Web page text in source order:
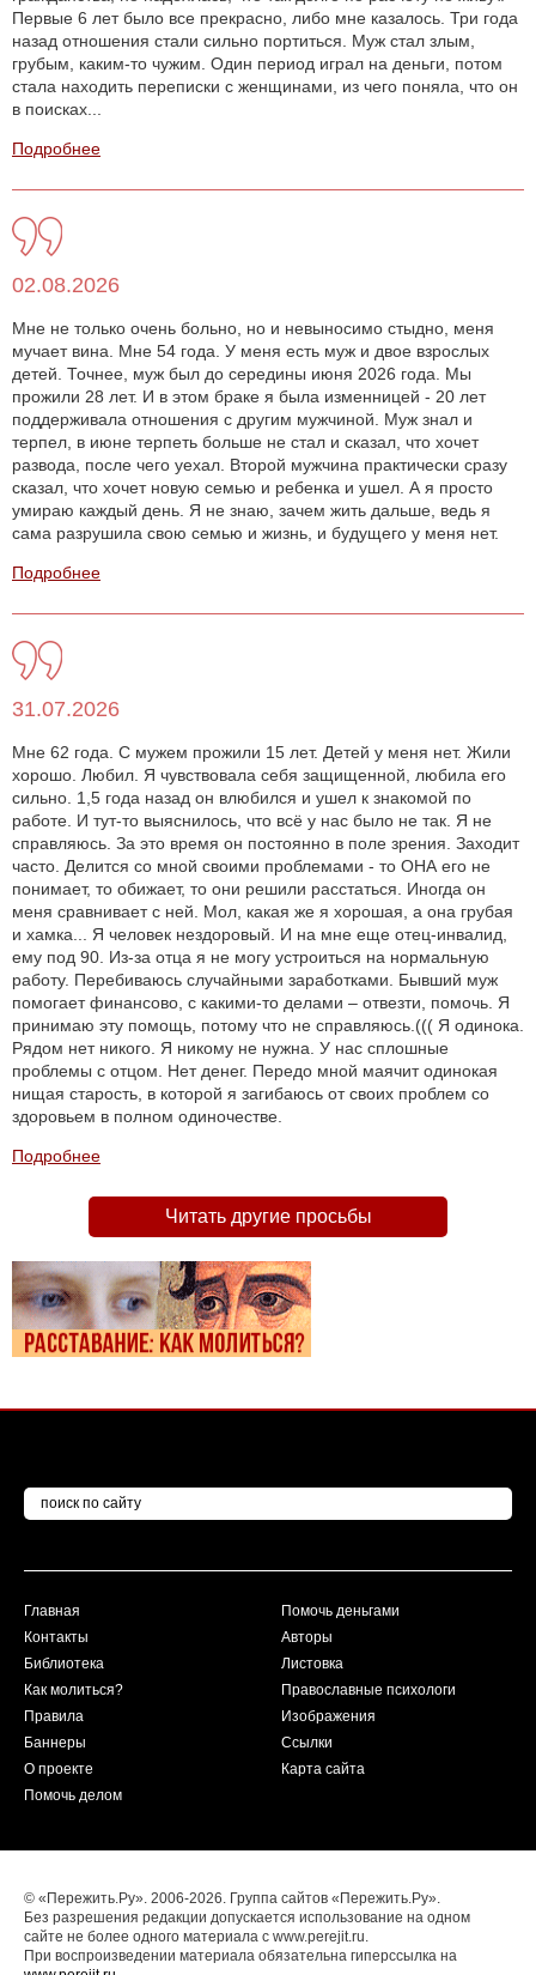
Первые 6 лет было все прекрасно, либо мне казалось. Три года
назад отношения стали сильно портиться. Муж стал злым,
грубым, каким-то чужим. Один период играл на деньги, потом
стала находить переписки с женщинами, из чего поняла, что он
в поисках...
Подробнее
02.08.2026
Мне не только очень больно, но и невыносимо стыдно, меня
мучает вина. Мне 54 года. У меня есть муж и двое взрослых
детей. Точнее, муж был до середины июня 2026 года. Мы
прожили 28 лет. И в этом браке я была изменницей - 20 лет
поддерживала отношения с другим мужчиной. Муж знал и
терпел, в июне терпеть больше не стал и сказал, что хочет
развода, после чего уехал. Второй мужчина практически сразу
сказал, что хочет новую семью и ребенка и ушел. А я просто
умираю каждый день. Я не знаю, зачем жить дальше, ведь я
сама разрушила свою семью и жизнь, и будущего у меня нет.
Подробнее
31.07.2026
Мне 62 года. С мужем прожили 15 лет. Детей у меня нет. Жили
хорошо. Любил. Я чувствовала себя защищенной, любила его
сильно. 1,5 года назад он влюбился и ушел к знакомой по
работе. И тут-то выяснилось, что всё у нас было не так. Я не
справляюсь. За это время он постоянно в поле зрения. Заходит
часто. Делится со мной своими проблемами - то ОНА его не
понимает, то обижает, то они решили расстаться. Иногда он
меня сравнивает с ней. Мол, какая же я хорошая, а она грубая
и хамка... Я человек нездоровый. И на мне еще отец-инвалид,
ему под 90. Из-за отца я не могу устроиться на нормальную
работу. Перебиваюсь случайными заработками. Бывший муж
помогает финансово, с какими-то делами – отвезти, помочь. Я
принимаю эту помощь, потому что не справляюсь.((( Я одинока.
Рядом нет никого. Я никому не нужна. У нас сплошные
проблемы с отцом. Нет денег. Передо мной маячит одинокая
нищая старость, в которой я загибаюсь от своих проблем со
здоровьем в полном одиночестве.
Подробнее
Читать другие просьбы
Главная
Контакты
Библиотека
Как молиться?
Правила
Баннеры
О проекте
Помочь делом
Помочь деньгами
Авторы
Листовка
Православные психологи
Изображения
Ссылки
Карта сайта
© «Пережить.Ру». 2006-2026. Группа сайтов «Пережить.Ру».
Без разрешения редакции допускается использование на одном
сайте не более одного материала с www.perejit.ru.
При воспроизведении материала обязательна гиперссылка на